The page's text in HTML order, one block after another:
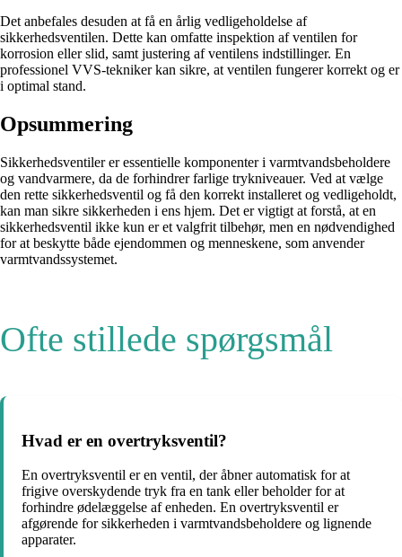
Det anbefales desuden at få en årlig vedligeholdelse af
sikkerhedsventilen. Dette kan omfatte inspektion af ventilen for
korrosion eller slid, samt justering af ventilens indstillinger. En
professionel VVS-tekniker kan sikre, at ventilen fungerer korrekt og er
i optimal stand.
Opsummering
Sikkerhedsventiler er essentielle komponenter i varmtvandsbeholdere
og vandvarmere, da de forhindrer farlige trykniveauer. Ved at vælge
den rette sikkerhedsventil og få den korrekt installeret og vedligeholdt,
kan man sikre sikkerheden i ens hjem. Det er vigtigt at forstå, at en
sikkerhedsventil ikke kun er et valgfrit tilbehør, men en nødvendighed
for at beskytte både ejendommen og menneskene, som anvender
varmtvandssystemet.
Ofte stillede spørgsmål
Hvad er en overtryksventil?
En overtryksventil er en ventil, der åbner automatisk for at
frigive overskydende tryk fra en tank eller beholder for at
forhindre ødelæggelse af enheden. En overtryksventil er
afgørende for sikkerheden i varmtvandsbeholdere og lignende
apparater.